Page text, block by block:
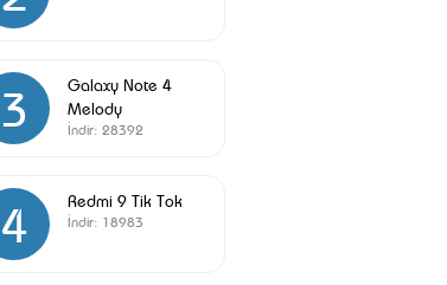
3
Galaxy Note 4
Melody
İndir: 28392
4 Redmi 9 Tik Tok
İndir: 18983